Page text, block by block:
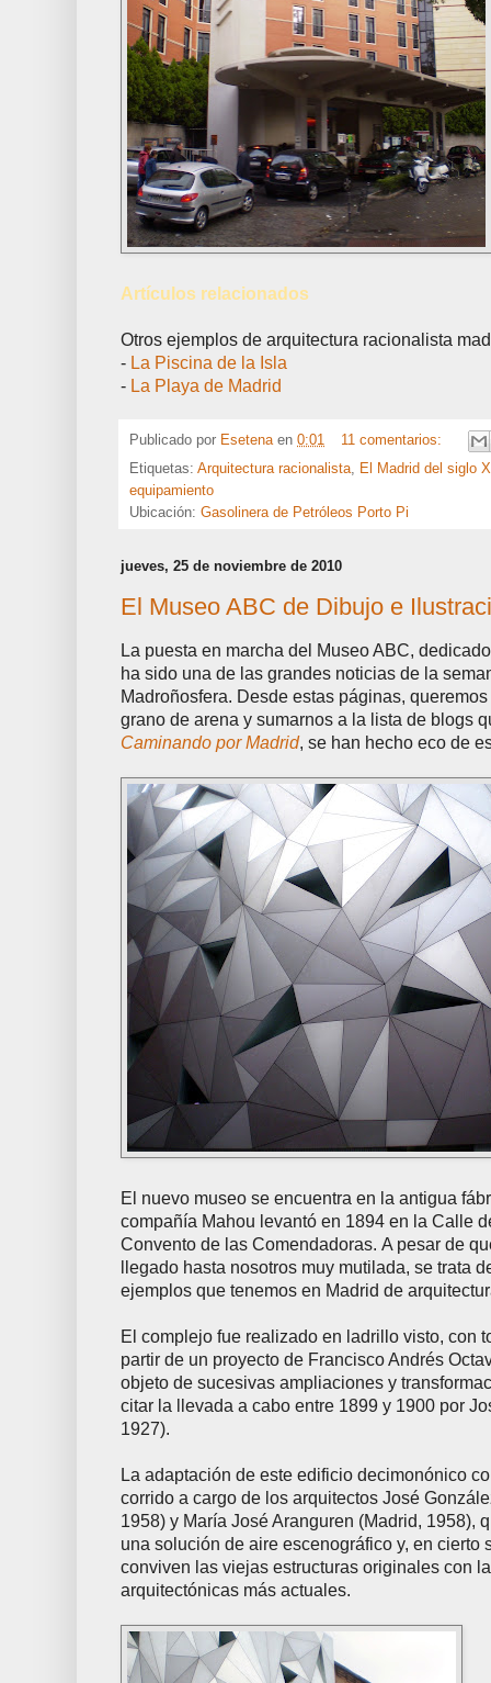
Artículos relacionados
Otros ejemplos de arquitectura racionalista
- La Piscina de la Isla
- La Playa de Madrid
Publicado por Esetena en 0:01
11 comentarios:
Etiquetas: Arquitectura racionalista, El Madrid del siglo
equipamiento
Ubicación: Gasolinera de Petróleos Porto Pi
jueves, 25 de noviembre de 2010
El Museo ABC de Dibujo e
La puesta en marcha del Museo ABC,
ha sido una de las grandes noticias de la
Madroñosfera. Desde estas páginas,
grano de arena y sumarnos a la lista de blogs
Caminando por Madrid, se han hecho eco de
El nuevo museo se encuentra en la antigua
compañía Mahou levantó en 1894 en la Calle
Convento de las Comendadoras. A pesar de
llegado hasta nosotros muy mutilada, se trata
ejemplos que tenemos en Madrid de
El complejo fue realizado en ladrillo visto, con
partir de un proyecto de Francisco Andrés
objeto de sucesivas ampliaciones y
citar la llevada a cabo entre 1899 y 1900 por
1927).
La adaptación de este edificio decimonónico
corrido a cargo de los arquitectos José
1958) y María José Aranguren (Madrid, 1958),
una solución de aire escenográfico y, en cierto
conviven las viejas estructuras originales con
arquitectónicas más actuales.